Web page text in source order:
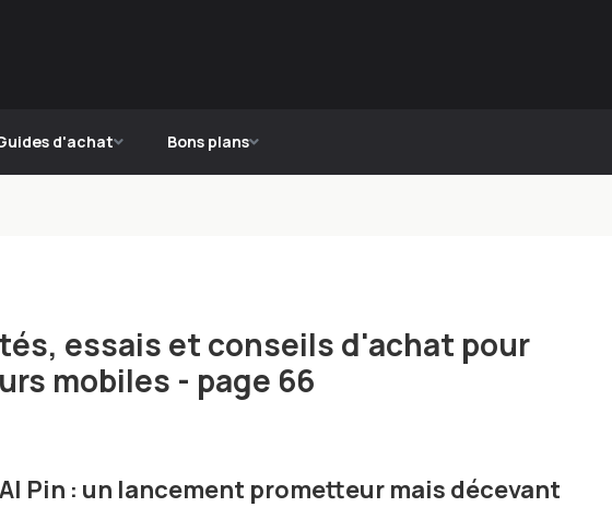
d'achat Bons plans
essais et conseils d'achat pour
mobiles - page 66
Pin : un lancement prometteur mais décevant